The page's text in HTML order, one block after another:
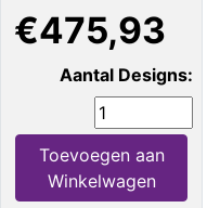
€475,93
Aantal Designs:
Toevoegen aan
Winkelwagen